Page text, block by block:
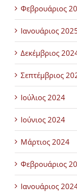
Φεβρουάριος
Ιανουάριος
Δεκέμβριος
Σεπτέμβριος
Ιούλιος 2024
Ιούνιος 2024
Μάρτιος 2024
Φεβρουάριος
Ιανουάριος